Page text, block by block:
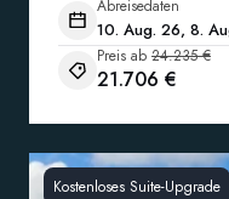
Abreisedaten
10. Aug. 26, 8.
Preis ab 24.235 €
21.706 €
Kostenloses Suite-Upgrade